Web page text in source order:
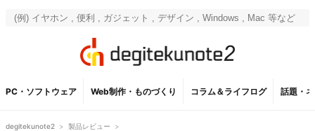
PC・ソフトウェア Web制作・ものづくり コラム＆ライフログ 話題・
degitekunote2 > 製品レビュー
>